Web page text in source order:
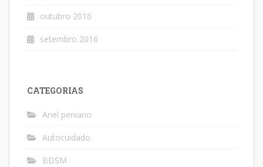
outubro 2016
setembro 2016
CATEGORIAS
Anel peniano
Autocuidado
BDSM